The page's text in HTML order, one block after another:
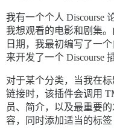
我有一个个人 Discourse
我想观看的电影和剧集
日期，我最初编写了一
来开发了一个 Discourse
对于某个分类，当我在
链接时，该插件会调用
员、简介，以及最重要
容，同时添加适当的标签